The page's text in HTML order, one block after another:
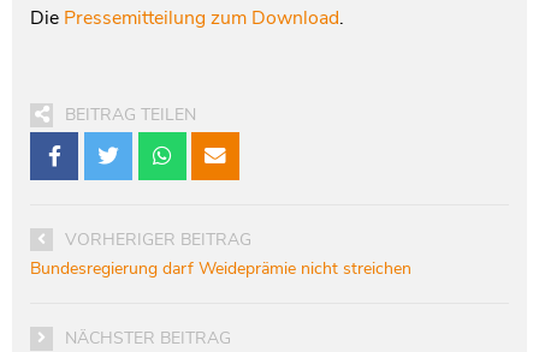
Die Pressemitteilung zum Download.
BEITRAG TEILEN
VORHERIGER BEITRAG
Bundesregierung darf Weideprämie nicht streichen
NÄCHSTER BEITRAG